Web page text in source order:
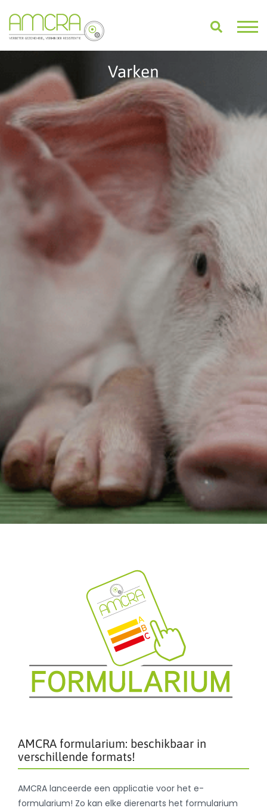
Varken
AMCRA formularium: beschikbaar in
verschillende formats!
AMCRA lanceerde een applicatie voor het e-
formularium! Zo kan elke dierenarts het formularium